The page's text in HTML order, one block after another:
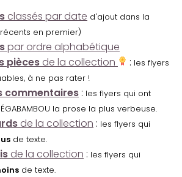
classés par date d'ajout dans la
en premier)
par ordre alphabétique
pièces de la collection : les flyers
à ne pas rater !
commentaires : les flyers qui ont
la prose la plus verbeuse.
de la collection : les flyers qui
de texte.
de la collection : les flyers qui
de texte.